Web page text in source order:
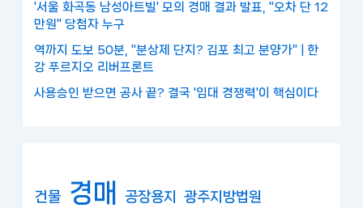
'서울 화곡동 남성아트빌' 모의 경매 결과 발표, "오차 단 12
만원" 당첨자 누구
역까지 도보 50분, "분상제 단지? 김포 최고 분양가" | 한
강 푸르지오 리버프론트
사용승인 받으면 공사 끝? 결국 '임대 경쟁력'이 핵심이다
건물 경매 공장용지 광주지방법원